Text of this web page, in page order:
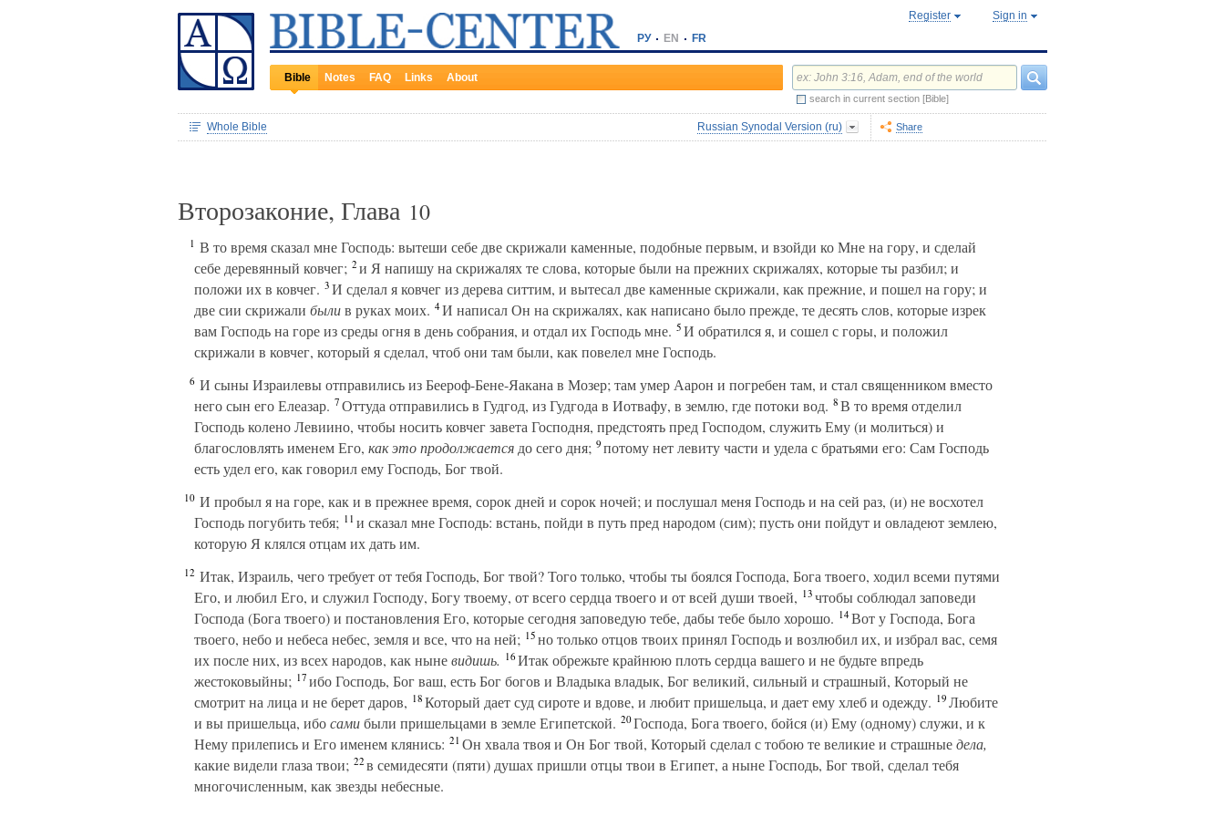
РУ EN FR
Register Sign in
Bible Notes FAQ Links About
search in current section [Bible]
Whole Bible Russian Synodal Version (ru) Share
Второзаконие, Глава 10
1 В то время сказал мне Господь: вытеши себе две скрижали каменные, подобные первым, и взойди ко Мне на гору, и сделай
себе деревянный ковчег; 2и Я напишу на скрижалях те слова, которые были на прежних скрижалях, которые ты разбил; и
положи их в ковчег. 3И сделал я ковчег из дерева ситтим, и вытесал две каменные скрижали, как прежние, и пошел на гору; и
две сии скрижали былив руках моих. 4И написал Он на скрижалях, как написано было прежде, те десять слов, которые изрек
вам Господь на горе из среды огня в день собрания, и отдал их Господь мне. 5И обратился я, и сошел с горы, и положил
скрижали в ковчег, который я сделал, чтоб они там были, как повелел мне Господь.
6 И сыны Израилевы отправились из Беероф-Бене-Яакана в Мозер; там умер Аарон и погребен там, и стал священником вместо
него сын его Елеазар. 7Оттуда отправились в Гудгод, из Гудгода в Иотвафу, в землю, где потоки вод. 8В то время отделил
Господь колено Левиино, чтобы носить ковчег завета Господня, предстоять пред Господом, служить Ему (и молиться) и
благословлять именем Его, как это продолжается до сего дня; 9потому нет левиту части и удела с братьями его: Сам Господь
есть удел его, как говорил ему Господь, Бог твой.
10 И пробыл я на горе, как и в прежнее время, сорок дней и сорок ночей; и послушал меня Господь и на сей раз, (и) не восхотел
Господь погубить тебя; 11и сказал мне Господь: встань, пойди в путь пред народом (сим); пусть они пойдут и овладеют землею,
которую Я клялся отцам их дать им.
12 Итак, Израиль, чего требует от тебя Господь, Бог твой? Того только, чтобы ты боялся Господа, Бога твоего, ходил всеми путями
Его, и любил Его, и служил Господу, Богу твоему, от всего сердца твоего и от всей души твоей, 13чтобы соблюдал заповеди
Господа (Бога твоего) и постановления Его, которые сегодня заповедую тебе, дабы тебе было хорошо. 14Вот у Господа, Бога
твоего, небо и небеса небес, земля и все, что на ней; 15но только отцов твоих принял Господь и возлюбил их, и избрал вас, семя
их после них, из всех народов, как ныневидишь. 16Итак обрежьте крайнюю плоть сердца вашего и не будьте впредь
жестоковыйны; 17ибо Господь, Бог ваш, есть Бог богов и Владыка владык, Бог великий, сильный и страшный, Который не
смотрит на лица и не берет даров, 18Который дает суд сироте и вдове, и любит пришельца, и дает ему хлеб и одежду. 19Любите
и вы пришельца, ибосамибыли пришельцами в земле Египетской. 20Господа, Бога твоего, бойся (и) Ему (одному) служи, и к
Нему прилепись и Его именем клянись: 21Он хвала твоя и Он Бог твой, Который сделал с тобою те великие и страшныедела,
какие видели глаза твои; 22в семидесяти (пяти) душах пришли отцы твои в Египет, а ныне Господь, Бог твой, сделал тебя
многочисленным, как звезды небесные.